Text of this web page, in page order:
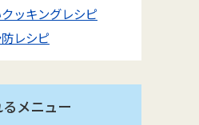
ッキングレシピ
レシピ
メニュー